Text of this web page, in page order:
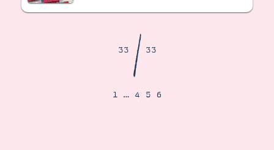
Angebote
33/33
1 … 4 5 6